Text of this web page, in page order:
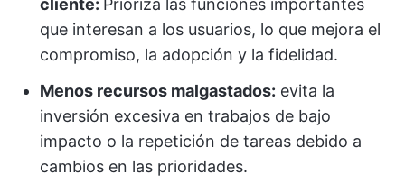
cliente: Prioriza las funciones importantes
que interesan a los usuarios, lo que mejora el
compromiso, la adopción y la fidelidad.
Menos recursos malgastados: evita la
inversión excesiva en trabajos de bajo
impacto o la repetición de tareas debido a
cambios en las prioridades.